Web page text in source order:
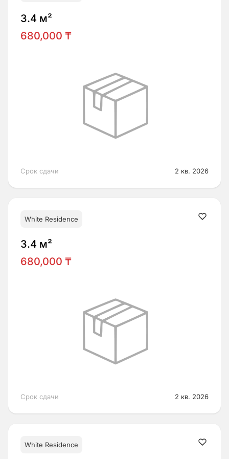
3.4 м²
680,000 ₸
Срок сдачи 2 кв. 2026
White Residence
3.4 м²
680,000 ₸
Срок сдачи 2 кв. 2026
White Residence